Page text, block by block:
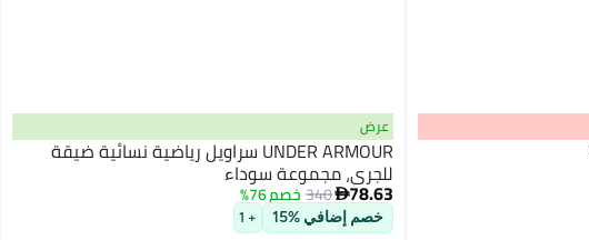
عرض
UNDER ARMOUR سراويل رياضية نسائية ضيقة
للجري، مجموعة سوداء
78.63
340خصم 76%
خصم إضافي %15 + 1